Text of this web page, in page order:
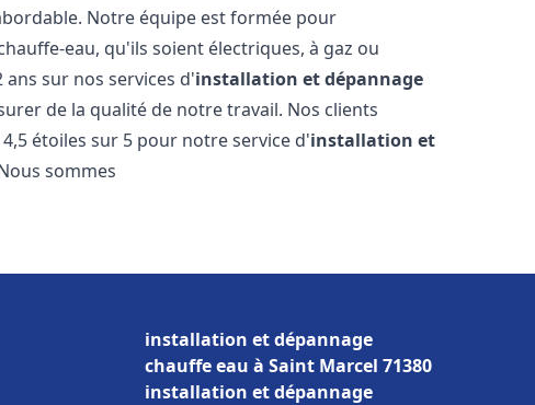
Notre équipe est formée pour
eau, qu'ils soient électriques, à gaz ou
sur nos services d'installation et dépannage
de la qualité de notre travail. Nos clients
étoiles sur 5 pour notre service d'installation et
sommes
installation et dépannage
chauffe eau à Saint Marcel 71380
installation et dépannage